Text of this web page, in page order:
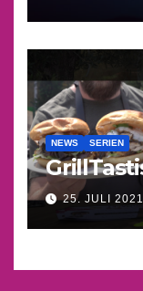
NEWS SERIEN
25. JULI 2021